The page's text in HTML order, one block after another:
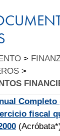
>
>
Completo
fiscal